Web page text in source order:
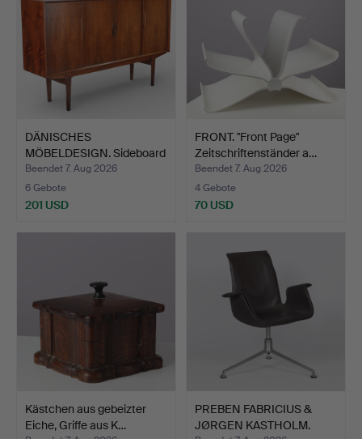
DÄNISCHES
MÖBELDESIGN. Sideboard
aus Palis…
Beendet 7. Aug 2026
6 Gebote
201 USD
FRONT. "Front Page"
Zeitschriftenständer a…
Beendet 7. Aug 2026
4 Gebote
70 USD
Kästchen aus gebeizter
Eiche, Griffe aus K…
PREBEN FABRICIUS &
JØRGEN KASTHOLM.